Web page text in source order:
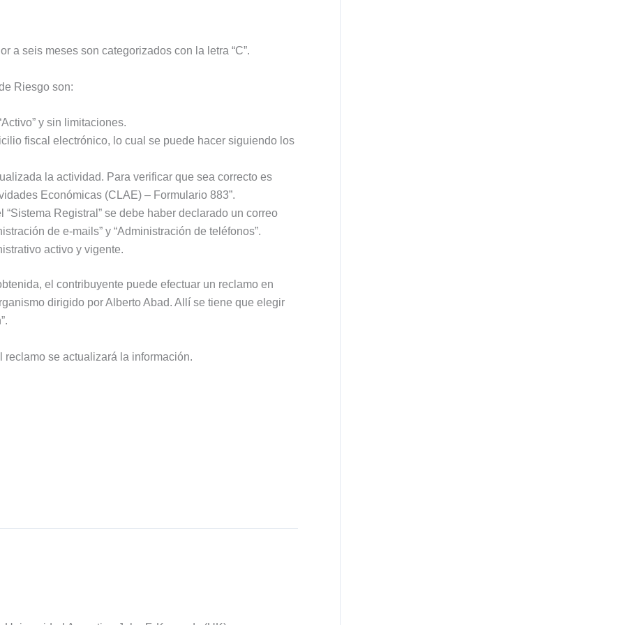
a seis meses son categorizados con la letra “C”.
Riesgo son:
y sin limitaciones.
fiscal electrónico, lo cual se puede hacer siguiendo los
la actividad. Para verificar que sea correcto es
Económicas (CLAE) – Formulario 883”.
“Sistema Registral” se debe haber declarado un correo
de e-mails” y “Administración de teléfonos”.
activo y vigente.
el contribuyente puede efectuar un reclamo en
dirigido por Alberto Abad. Allí se tiene que elegir
se actualizará la información.